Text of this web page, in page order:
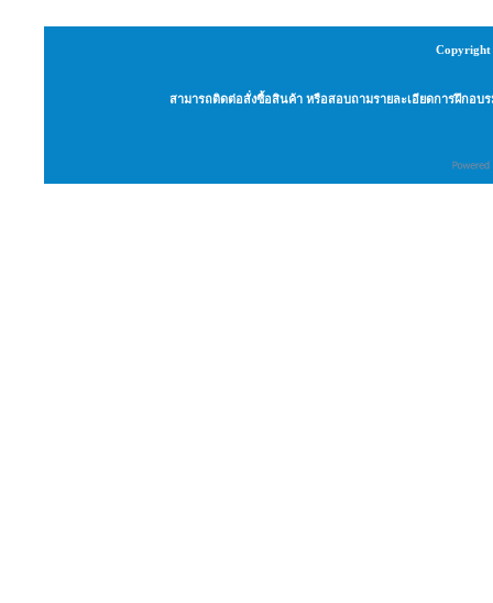
Copyright
สามารถติดต่อสั่งซื้อสินค้า หรือสอบถามรายละเอียดการฝึกอบ